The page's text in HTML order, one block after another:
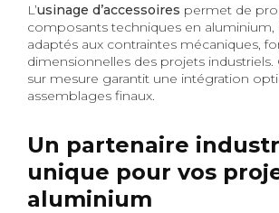
L’usinage d’accessoires permet de
composants techniques en
adaptés aux contraintes mécaniques,
dimensionnelles des projets
sur mesure garantit une intégration
assemblages finaux.
Un partenaire
unique pour vos
aluminium